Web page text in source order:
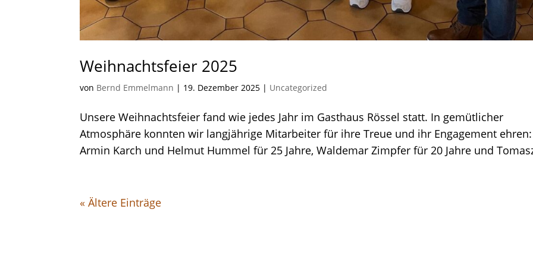
Weihnachtsfeier 2025
von Bernd Emmelmann | 19. Dezember 2025 | Uncategorized
Unsere Weihnachtsfeier fand wie jedes Jahr im Gasthaus Rössel statt. In gemütlicher
Atmosphäre konnten wir langjährige Mitarbeiter für ihre Treue und ihr Engagement ehren:
Armin Karch und Helmut Hummel für 25 Jahre, Waldemar Zimpfer für 20 Jahre und
« Ältere Einträge